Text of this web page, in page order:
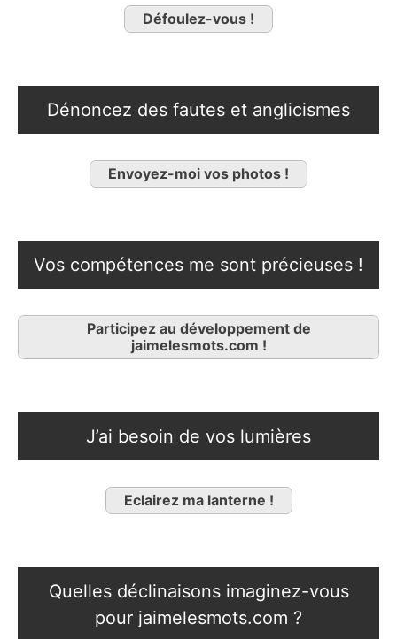
Défoulez-vous !
Dénoncez des fautes et anglicismes
Envoyez-moi vos photos !
Vos compétences me sont précieuses !
Participez au développement de
jaimelesmots.com !
J’ai besoin de vos lumières
Eclairez ma lanterne !
Quelles déclinaisons imaginez-vous
pour jaimelesmots.com ?